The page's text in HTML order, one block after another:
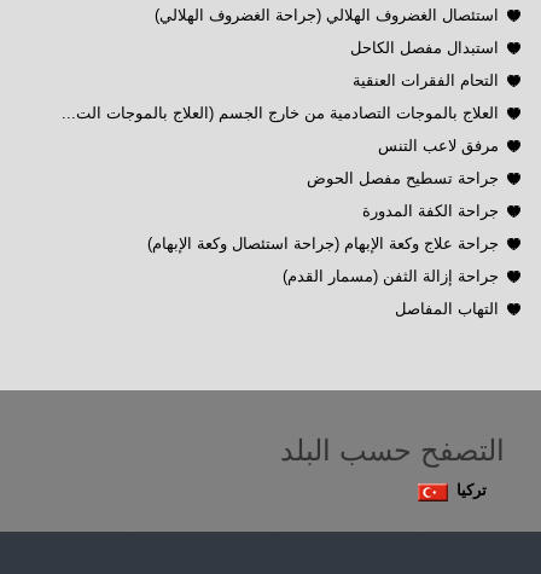
استئصال الغضروف الهلالي (جراحة الغضروف الهلالي)
استبدال مفصل الكاحل
التحام الفقرات العنقية
العلاج بالموجات التصادمية من خارج الجسم (العلاج بالموجات الت...
مرفق لاعب التنس
جراحة تسطيح مفصل الحوض
جراحة الكفة المدورة
جراحة علاج وكعة الإبهام (جراحة استئصال وكعة الإبهام)
جراحة إزالة الثفن (مسمار القدم)
التهاب المفاصل
التصفح حسب البلد
تركيا